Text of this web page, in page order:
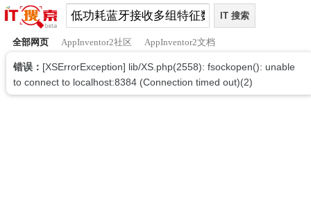
全部网页 AppInventor2社区 AppInventor2文档
错误： [XSErrorException] lib/XS.php(2558): fsockopen(): unable
to connect to localhost:8384 (Connection timed out)(2)